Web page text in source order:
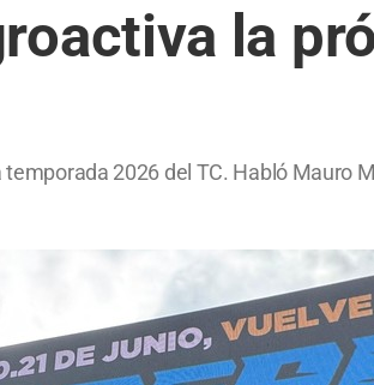
la
2026 del TC. Habló Mauro